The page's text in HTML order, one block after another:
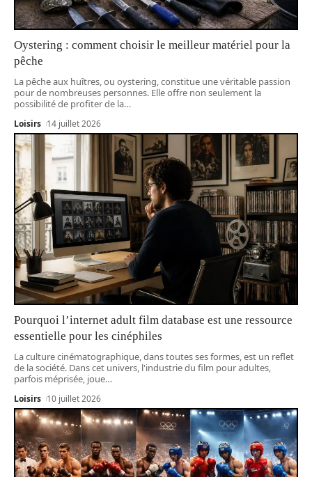
Oystering : comment choisir le meilleur matériel pour la
pêche
La pêche aux huîtres, ou oystering, constitue une véritable passion
pour de nombreuses personnes. Elle offre non seulement la
possibilité de profiter de la…
Loisirs 14 juillet 2026
Pourquoi l’internet adult film database est une ressource
essentielle pour les cinéphiles
La culture cinématographique, dans toutes ses formes, est un reflet
de la société. Dans cet univers, l'industrie du film pour adultes,
parfois méprisée, joue…
Loisirs 10 juillet 2026